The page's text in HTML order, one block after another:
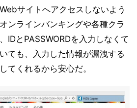
サイトへアクセスしないよう
ンラインバンキングや各種クラ
IDとPASSWORDを入力しなくて
ても、入力した情報が漏洩する
てくれるから安心だ。